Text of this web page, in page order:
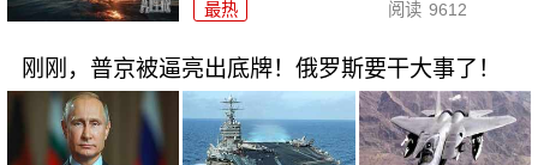
最热 阅读 9612
刚刚，普京被逼亮出底牌！俄罗斯要干大事了！